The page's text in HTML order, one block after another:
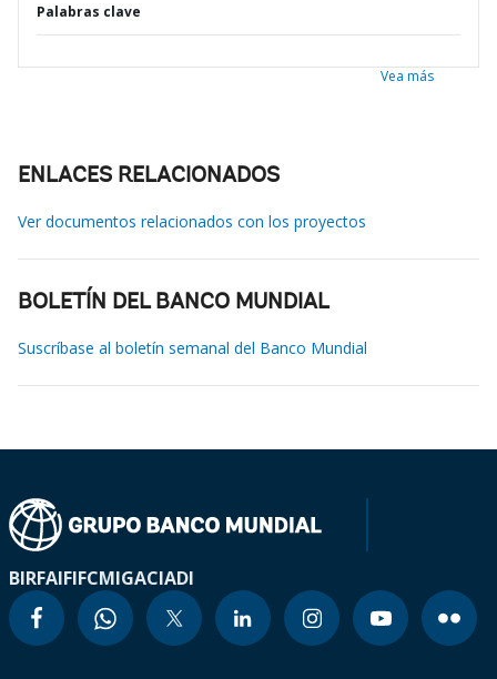
Palabras clave
Vea más
ENLACES RELACIONADOS
Ver documentos relacionados con los proyectos
BOLETÍN DEL BANCO MUNDIAL
Suscríbase al boletín semanal del Banco Mundial
BIRFAIFIFCMIGACIADI